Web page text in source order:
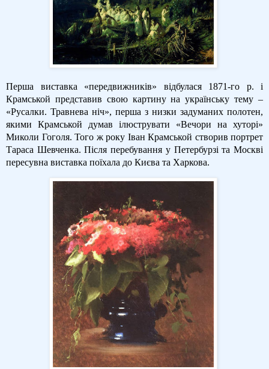
Перша виставка «передвижників» відбулася 1871-го р. і
Крамськой представив свою картину на українську тему –
«Русалки. Травнева ніч», перша з низки задуманих полотен,
якими Крамськой думав ілюструвати «Вечори на хуторі»
Миколи Гоголя. Того ж року Іван Крамськой створив портрет
Тараса Шевченка. Після перебування у Петербурзі та Москві
пересувна виставка поїхала до Києва та Харкова.